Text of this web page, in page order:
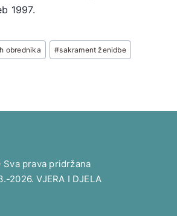
1997.
obrednika #sakrament ženidbe
prava pridržana
2026. VJERA I DJELA